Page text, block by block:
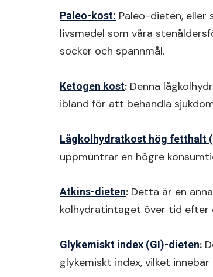
Paleo-kost: Paleo-dieten, eller
livsmedel som våra
socker och spannmål.
Ketogen kost: Denna
ibland för att behandla
Lågkolhydratkost hög fetthalt
uppmuntrar en högre
Atkins-dieten: Detta är en
kolhydratintaget över tid efter
Glykemiskt index (GI)-dieten:
glykemiskt index, vilket